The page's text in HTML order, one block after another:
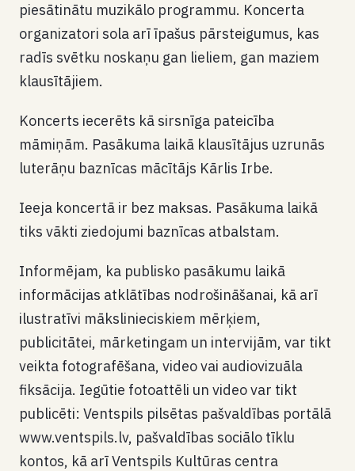
piesātinātu muzikālo programmu. Koncerta
organizatori sola arī īpašus pārsteigumus, kas
radīs svētku noskaņu gan lieliem, gan maziem
klausītājiem.
Koncerts iecerēts kā sirsnīga pateicība
māmiņām. Pasākuma laikā klausītājus uzrunās
luterāņu baznīcas mācītājs Kārlis Irbe.
Ieeja koncertā ir bez maksas. Pasākuma laikā
tiks vākti ziedojumi baznīcas atbalstam.
Informējam, ka publisko pasākumu laikā
informācijas atklātības nodrošināšanai, kā arī
ilustratīvi mākslinieciskiem mērķiem,
publicitātei, mārketingam un intervijām, var tikt
veikta fotografēšana, video vai audiovizuāla
fiksācija. Iegūtie fotoattēli un video var tikt
publicēti: Ventspils pilsētas pašvaldības portālā
www.ventspils.lv, pašvaldības sociālo tīklu
kontos, kā arī Ventspils Kultūras centra